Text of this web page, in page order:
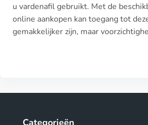
u vardenafil gebruikt. Met de
online aankopen kan toegang tot
gemakkelijker zijn, maar
Categorieën